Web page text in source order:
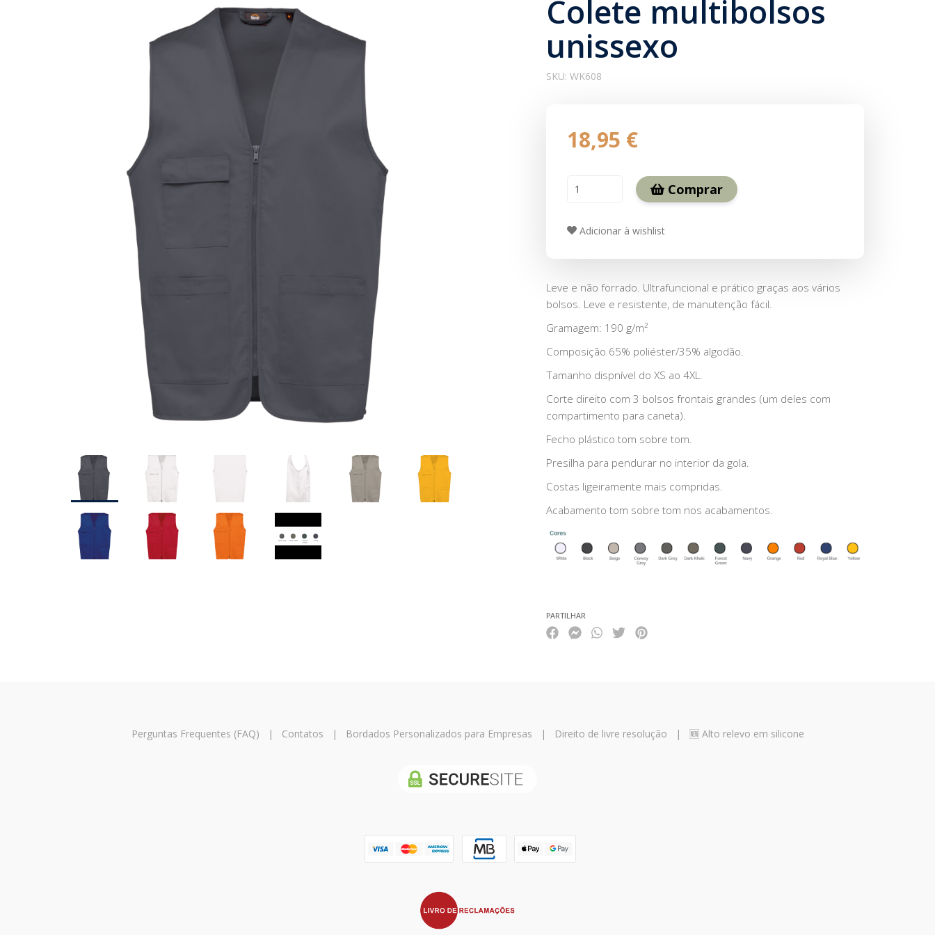
Colete multibolsos
unissexo
SKU: WK608
18,95 €
Comprar
Adicionar à wishlist
Leve e não forrado. Ultrafuncional e prático graças aos vários
bolsos. Leve e resistente, de manutenção fácil.
Gramagem: 190 g/m²
Composição 65% poliéster/35% algodão.
Tamanho dispnível do XS ao 4XL.
Corte direito com 3 bolsos frontais grandes (um deles com
compartimento para caneta).
Fecho plástico tom sobre tom.
Presilha para pendurar no interior da gola.
Costas ligeiramente mais compridas.
Acabamento tom sobre tom nos acabamentos.
PARTILHAR
Perguntas Frequentes (FAQ) | Contatos | Bordados Personalizados para Empresas | Direito de livre resolução | 🆕 Alto relevo em silicone